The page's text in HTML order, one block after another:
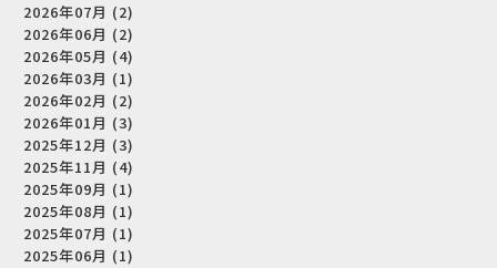
2026年07月 (2)
2026年06月 (2)
2026年05月 (4)
2026年03月 (1)
2026年02月 (2)
2026年01月 (3)
2025年12月 (3)
2025年11月 (4)
2025年09月 (1)
2025年08月 (1)
2025年07月 (1)
2025年06月 (1)